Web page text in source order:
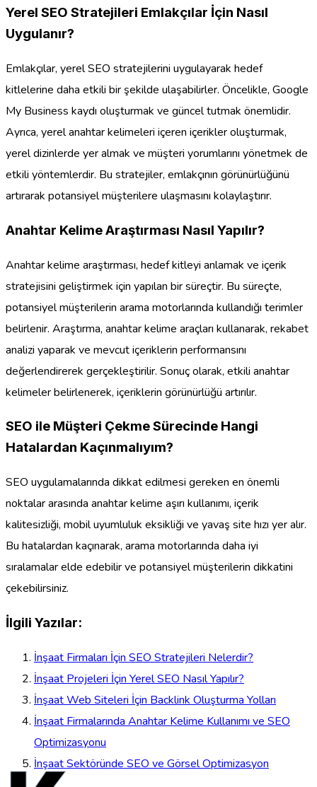
Yerel SEO Stratejileri Emlakçılar İçin Nasıl
Uygulanır?
Emlakçılar, yerel SEO stratejilerini uygulayarak hedef
kitlelerine daha etkili bir şekilde ulaşabilirler. Öncelikle, Google
My Business kaydı oluşturmak ve güncel tutmak önemlidir.
Ayrıca, yerel anahtar kelimeleri içeren içerikler oluşturmak,
yerel dizinlerde yer almak ve müşteri yorumlarını yönetmek de
etkili yöntemlerdir. Bu stratejiler, emlakçının görünürlüğünü
artırarak potansiyel müşterilere ulaşmasını kolaylaştırır.
Anahtar Kelime Araştırması Nasıl Yapılır?
Anahtar kelime araştırması, hedef kitleyi anlamak ve içerik
stratejisini geliştirmek için yapılan bir süreçtir. Bu süreçte,
potansiyel müşterilerin arama motorlarında kullandığı terimler
belirlenir. Araştırma, anahtar kelime araçları kullanarak, rekabet
analizi yaparak ve mevcut içeriklerin performansını
değerlendirerek gerçekleştirilir. Sonuç olarak, etkili anahtar
kelimeler belirlenerek, içeriklerin görünürlüğü artırılır.
SEO ile Müşteri Çekme Sürecinde Hangi
Hatalardan Kaçınmalıyım?
SEO uygulamalarında dikkat edilmesi gereken en önemli
noktalar arasında anahtar kelime aşırı kullanımı, içerik
kalitesizliği, mobil uyumluluk eksikliği ve yavaş site hızı yer alır.
Bu hatalardan kaçınarak, arama motorlarında daha iyi
sıralamalar elde edebilir ve potansiyel müşterilerin dikkatini
çekebilirsiniz.
İlgili Yazılar:
İnşaat Firmaları İçin SEO Stratejileri Nelerdir?
İnşaat Projeleri İçin Yerel SEO Nasıl Yapılır?
İnşaat Web Siteleri İçin Backlink Oluşturma Yolları
İnşaat Firmalarında Anahtar Kelime Kullanımı ve SEO
Optimizasyonu
İnşaat Sektöründe SEO ve Görsel Optimizasyon